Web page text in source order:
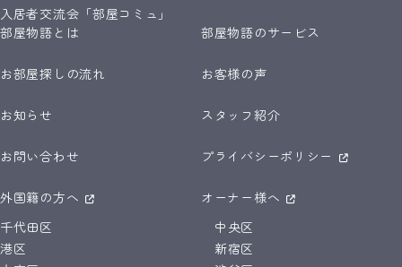
入居者交流会「部屋コミュ」
部屋物語とは
部屋物語のサービス
お部屋探しの流れ お客様の声
お知らせ スタッフ紹介
お問い合わせ プライバシーポリシー
外国籍の方へ
オーナー様へ
千代田区
中央区
港区
新宿区